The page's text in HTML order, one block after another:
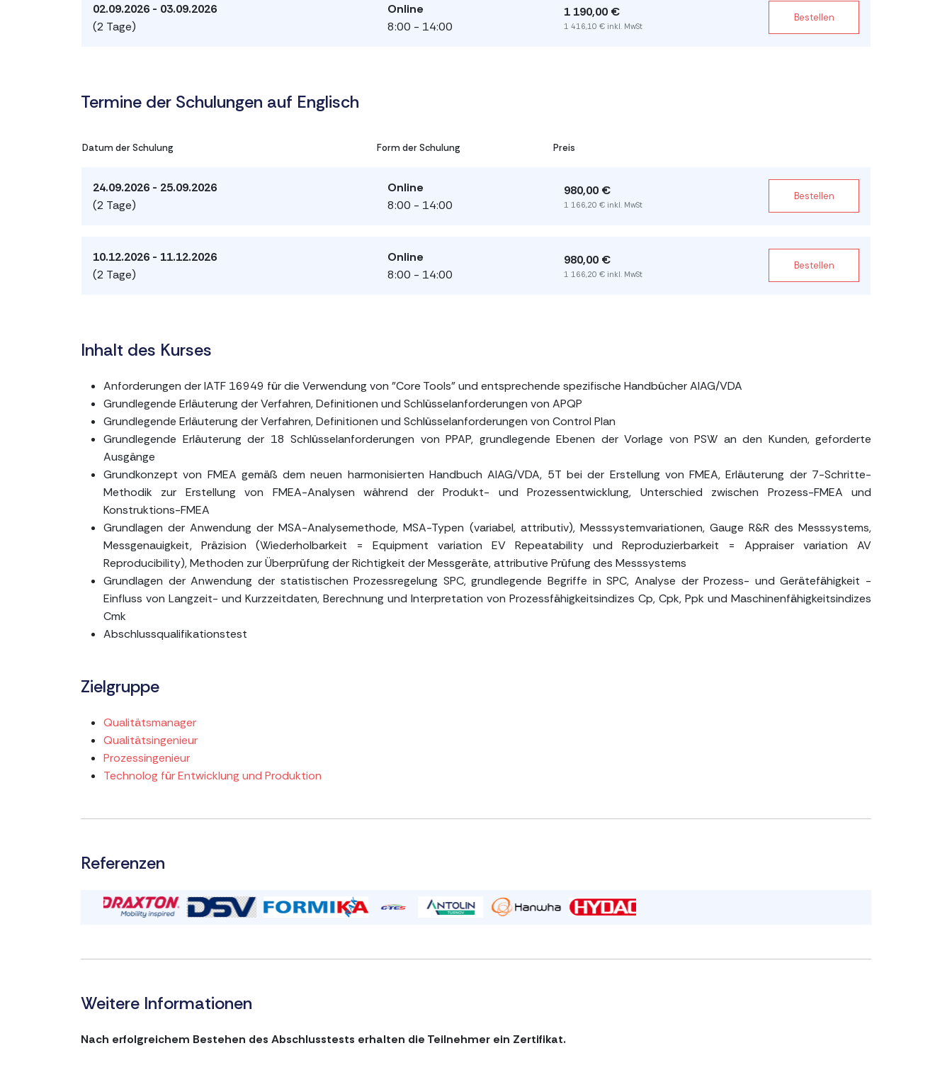
02.09.2026 - 03.09.2026
(2 Tage)
Online
8:00 - 14:00
1 190,00 €
1 416,10 € inkl. MwSt
Bestellen
Termine der Schulungen auf Englisch
Datum der Schulung Form der Schulung Preis
24.09.2026 - 25.09.2026
(2 Tage)
Online
8:00 - 14:00
980,00 €
1 166,20 € inkl. MwSt
Bestellen
10.12.2026 - 11.12.2026
(2 Tage)
Online
8:00 - 14:00
980,00 €
1 166,20 € inkl. MwSt
Bestellen
Inhalt des Kurses
Anforderungen der IATF 16949 für die Verwendung von "Core Tools" und entsprechende spezifische Handbücher AIAG/VDA
Grundlegende Erläuterung der Verfahren, Definitionen und Schlüsselanforderungen von APQP
Grundlegende Erläuterung der Verfahren, Definitionen und Schlüsselanforderungen von Control Plan
Grundlegende Erläuterung der 18 Schlüsselanforderungen von PPAP, grundlegende Ebenen der Vorlage von PSW an den Kunden, geforderte
Ausgänge
Grundkonzept von FMEA gemäß dem neuen harmonisierten Handbuch AIAG/VDA, 5T bei der Erstellung von FMEA, Erläuterung der 7-Schritte-
Methodik zur Erstellung von FMEA-Analysen während der Produkt- und Prozessentwicklung, Unterschied zwischen Prozess-FMEA und
Konstruktions-FMEA
Grundlagen der Anwendung der MSA-Analysemethode, MSA-Typen (variabel, attributiv), Messsystemvariationen, Gauge R&R des Messsystems,
Messgenauigkeit, Präzision (Wiederholbarkeit = Equipment variation EV Repeatability und Reproduzierbarkeit = Appraiser variation AV
Reproducibility), Methoden zur Überprüfung der Richtigkeit der Messgeräte, attributive Prüfung des Messsystems
Grundlagen der Anwendung der statistischen Prozessregelung SPC, grundlegende Begriffe in SPC, Analyse der Prozess- und Gerätefähigkeit -
Einfluss von Langzeit- und Kurzzeitdaten, Berechnung und Interpretation von Prozessfähigkeitsindizes Cp, Cpk, Ppk und Maschinenfähigkeitsindizes
Cmk
Abschlussqualifikationstest
Zielgruppe
Qualitätsmanager
Qualitätsingenieur
Prozessingenieur
Technolog für Entwicklung und Produktion
Referenzen
Weitere Informationen
Nach erfolgreichem Bestehen des Abschlusstests erhalten die Teilnehmer ein Zertifikat.